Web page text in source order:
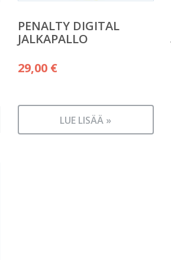
PENALTY DIGITAL
JALKAPALLO
29,00 €
LUE LISÄÄ »